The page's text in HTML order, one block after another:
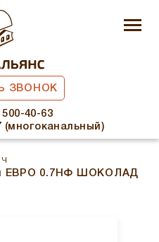
ЗВОНОК
500-40-63
(многоканальный)
ЕВРО 0.7НФ ШОКОЛАД